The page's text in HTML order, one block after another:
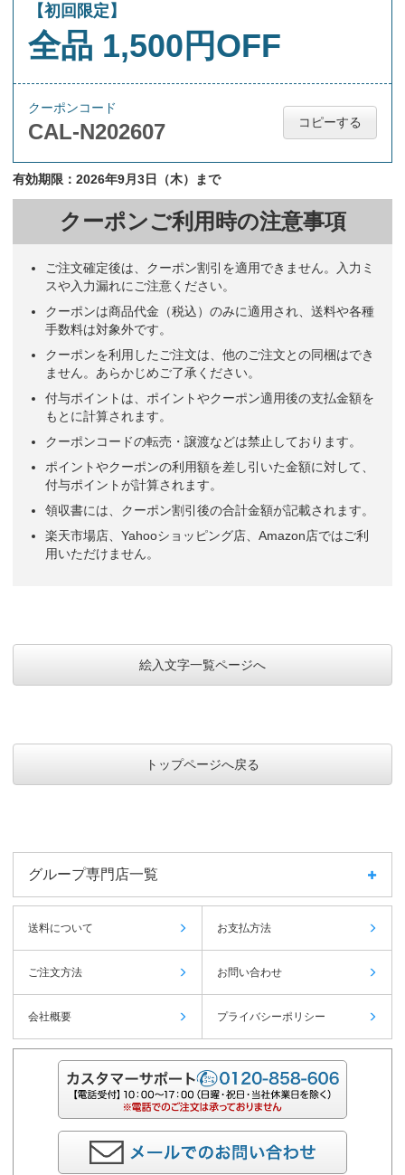
【初回限定】
全品 1,500円OFF
クーポンコード
CAL-N202607 コピーする
有効期限：2026年9月3日（木）まで
クーポンご利用時の注意事項
ご注文確定後は、クーポン割引を適用できません。入力ミ
スや入力漏れにご注意ください。
クーポンは商品代金（税込）のみに適用され、送料や各種
手数料は対象外です。
クーポンを利用したご注文は、他のご注文との同梱はでき
ません。あらかじめご了承ください。
付与ポイントは、ポイントやクーポン適用後の支払金額を
もとに計算されます。
クーポンコードの転売・譲渡などは禁止しております。
ポイントやクーポンの利用額を差し引いた金額に対して、
付与ポイントが計算されます。
領収書には、クーポン割引後の合計金額が記載されます。
楽天市場店、Yahooショッピング店、Amazon店ではご利
用いただけません。
絵入文字一覧ページへ
トップページへ戻る
グループ専門店一覧
送料について お支払方法
ご注文方法 お問い合わせ
会社概要 プライバシーポリシー